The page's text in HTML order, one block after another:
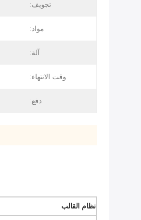
تجويف:
مواد:
آلة:
وقت الانتهاء:
دفع:
نظام القالب